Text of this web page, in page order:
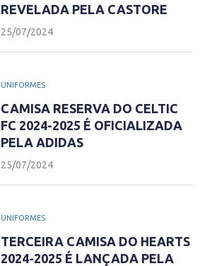
REVELADA PELA CASTORE
25/07/2024
UNIFORMES
CAMISA RESERVA DO CELTIC
FC 2024-2025 É OFICIALIZADA
PELA ADIDAS
25/07/2024
UNIFORMES
TERCEIRA CAMISA DO HEARTS
2024-2025 É LANÇADA PELA